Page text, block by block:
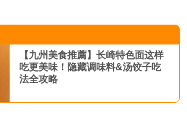
【九州美食推薦】长崎特色面这样
吃更美味！隐藏调味料&汤饺子吃
法全攻略